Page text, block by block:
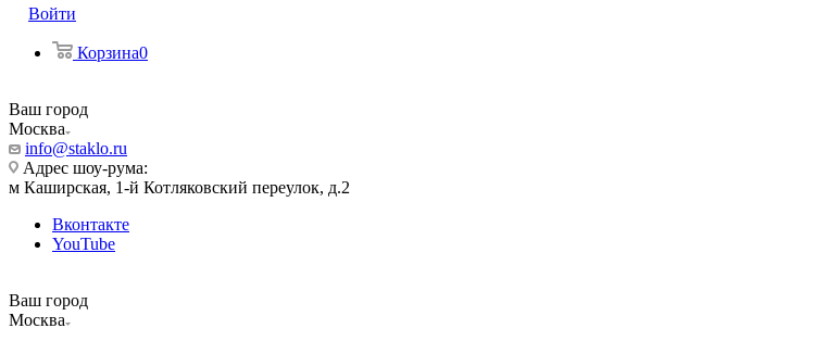
Войти
Корзина0
Ваш город
Москва
info@staklo.ru
Адрес шоу-рума:
м Каширская, 1-й Котляковский переулок, д.2
Вконтакте
YouTube
Ваш город
Москва